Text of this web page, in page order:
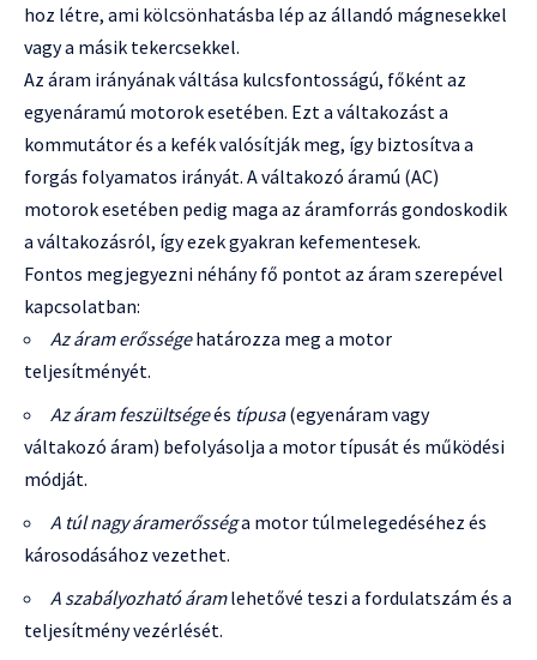
hoz létre, ami kölcsönhatásba lép az állandó mágnesekkel
vagy a másik tekercsekkel.
Az áram irányának váltása kulcsfontosságú, főként az
egyenáramú motorok esetében. Ezt a váltakozást a
kommutátor és a kefék valósítják meg, így biztosítva a
forgás folyamatos irányát. A váltakozó áramú (AC)
motorok esetében pedig maga az áramforrás gondoskodik
a váltakozásról, így ezek gyakran kefementesek.
Fontos megjegyezni néhány fő pontot az áram szerepével
kapcsolatban:
Az áram erősségehatározza meg a motor
teljesítményét.
Az áram feszültségeés típusa(egyenáram vagy
váltakozó áram) befolyásolja a motor típusát és működési
módját.
A túl nagy áramerősséga motor túlmelegedéséhez és
károsodásához vezethet.
A szabályozható áramlehetővé teszi a fordulatszám és a
teljesítmény vezérlését.